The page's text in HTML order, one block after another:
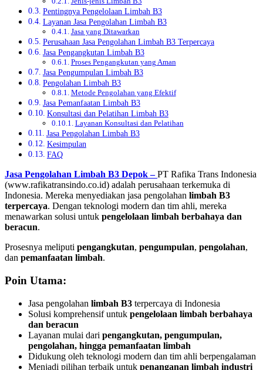
Pentingnya Pengelolaan Limbah B3
Layanan Jasa Pengolahan Limbah B3
Jasa yang Ditawarkan
Perusahaan Jasa Pengolahan Limbah B3 Terpercaya
Jasa Pengangkutan Limbah B3
Proses Pengangkutan yang Aman
Jasa Pengumpulan Limbah B3
Pengolahan Limbah B3
Metode Pengolahan yang Efektif
Jasa Pemanfaatan Limbah B3
Konsultasi dan Pelatihan Limbah B3
Layanan Konsultasi dan Pelatihan
Jasa Pengolahan Limbah B3
Kesimpulan
FAQ
Jasa Pengolahan Limbah B3 Depok –PT Rafika Trans Indonesia
(www.rafikatransindo.co.id) adalah perusahaan terkemuka di
Indonesia. Mereka menyediakan jasa pengolahan limbah B3
terpercaya. Dengan teknologi modern dan tim ahli, mereka
menawarkan solusi untuk pengelolaan limbah berbahaya dan
beracun.
Prosesnya meliputi pengangkutan, pengumpulan, pengolahan,
dan pemanfaatan limbah.
Poin Utama:
Jasa pengolahan limbah B3 terpercaya di Indonesia
Solusi komprehensif untuk pengelolaan limbah berbahaya
dan beracun
Layanan mulai dari pengangkutan, pengumpulan,
pengolahan, hingga pemanfaatan limbah
Didukung oleh teknologi modern dan tim ahli berpengalaman
Menjadi pilihan terbaik untuk penanganan limbah industri